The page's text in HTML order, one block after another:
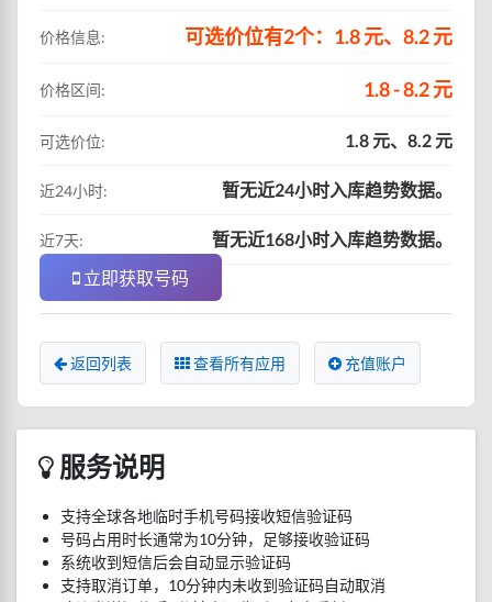
价格信息: 可选价位有2个：1.8 元、8.2 元
价格区间: 1.8 - 8.2 元
可选价位: 1.8 元、8.2 元
近24小时: 暂无近24小时入库趋势数据。
近7天:
暂无近168小时入库趋势数据。
立即获取号码
返回列表 查看所有应用 充值账户
服务说明
支持全球各地临时手机号码接收短信验证码
号码占用时长通常为10分钟，足够接收验证码
系统收到短信后会自动显示验证码
支持取消订单，10分钟内未收到验证码自动取消